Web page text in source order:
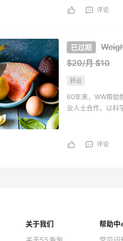
评论
$20/月 $10
转运
60年来，WW帮助
业人士合作，以科
评论
关于我们
帮助中